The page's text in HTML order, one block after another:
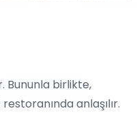
Bununla birlikte,
anlaşılır.